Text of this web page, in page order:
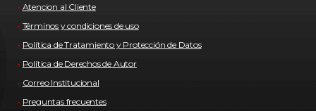
Atencion al Cliente
Términos y condiciones de uso
Política de Tratamiento y Protección de Datos
Política de Derechos de Autor
Correo Institucional
Preguntas frecuentes